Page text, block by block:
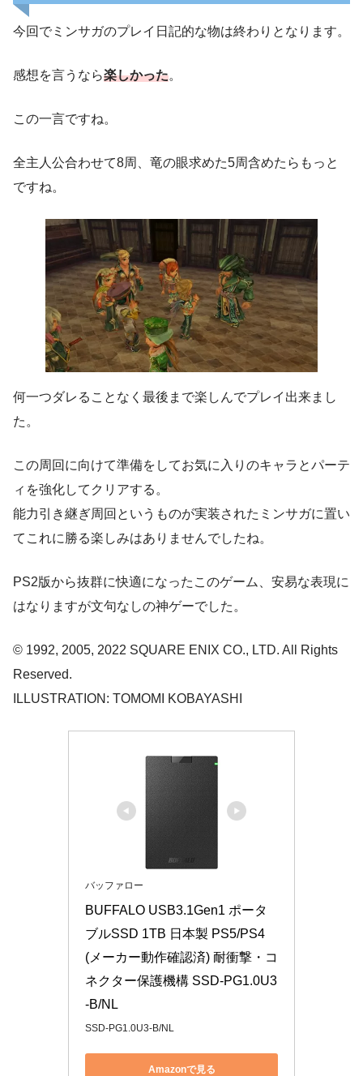
今回でミンサガのプレイ日記的な物は終わりとなります。
感想を言うなら楽しかった。
この一言ですね。
全主人公合わせて8周、竜の眼求めた5周含めたらもっと
ですね。
何一つダレることなく最後まで楽しんでプレイ出来まし
た。
この周回に向けて準備をしてお気に入りのキャラとパーテ
ィを強化してクリアする。
能力引き継ぎ周回というものが実装されたミンサガに置い
てこれに勝る楽しみはありませんでしたね。
PS2版から抜群に快適になったこのゲーム、安易な表現に
はなりますが文句なしの神ゲーでした。
© 1992, 2005, 2022 SQUARE ENIX CO., LTD. All Rights
Reserved.
ILLUSTRATION: TOMOMI KOBAYASHI
バッファロー
BUFFALO USB3.1Gen1 ポータ
ブルSSD 1TB 日本製 PS5/PS4
(メーカー動作確認済) 耐衝撃・コ
ネクター保護機構 SSD-PG1.0U3
-B/NL
SSD-PG1.0U3-B/NL
Amazonで見る